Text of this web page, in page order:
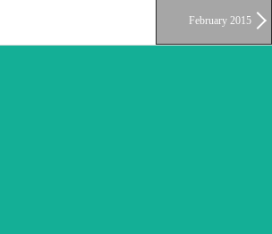
February 2015